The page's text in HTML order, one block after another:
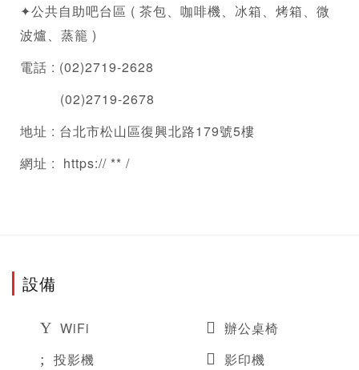
✦公共自助吧台區 ( 茶包、咖啡機、冰箱、烤箱、微
波爐、蒸籠 )
電話 : (02)2719-2628
(02)2719-2678
地址 : 台北市松山區復興北路179號5樓
網址 :  https:// ** /
設備
WiFi
辦公桌椅
投影機
影印機